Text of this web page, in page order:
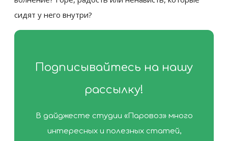
сидят у него внутри?
Подписывайтесь на нашу
рассылку!
В дайджесте студии «Паровоз» много
интересных и полезных статей,